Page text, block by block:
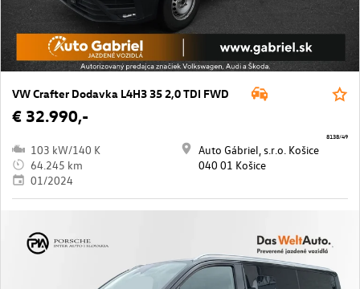
VW Crafter Dodavka L4H3 35 2,0 TDI FWD
€ 32.990,-
103 kW/140 K
64.245 km
01/2024
Auto Gábriel, s.r.o. Košice
040 01 Košice
8138/49